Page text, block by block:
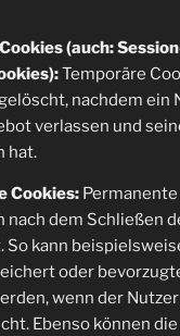
(auch:
Temporäre
nachdem ein
verlassen und
hat.
Cookies:Permanente
nach dem Schließen
So kann
oder
wenn der
Ebenso können